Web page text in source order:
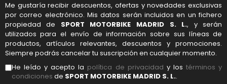
Me gustaría recibir descuentos, ofertas y novedades exclusivas
por correo electrónico. Mis datos serán incluidos en un fichero
propiedad de SPORT MOTORBIKE MADRID S. L., y serán
utilizados para el envío de información sobre sus líneas de
productos, artículos relevantes, descuentos y promociones.
Siempre podrás cancelar tu suscripción en cualquier momento.
He leído y acepto la política de privacidad y lostérminos y
condiciones de SPORT MOTORBIKE MADRID S. L..